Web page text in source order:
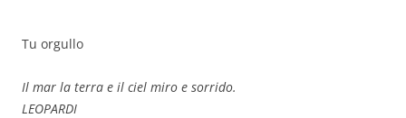
Tu orgullo
Il mar la terra e il ciel miro e sorrido.
LEOPARDI